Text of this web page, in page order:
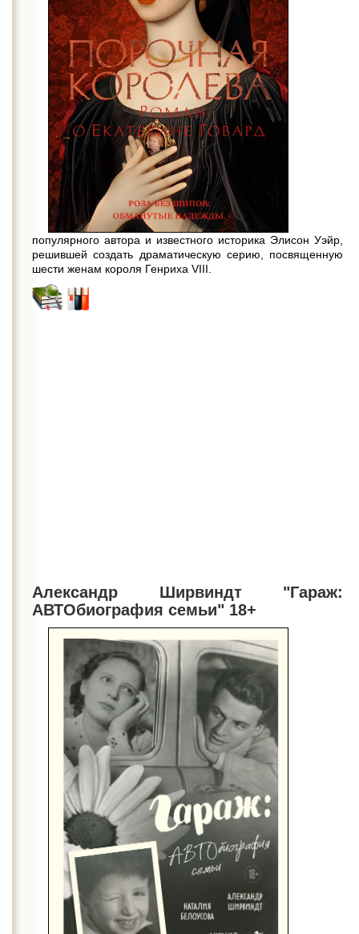
популярного автора и известного историка Элисон Уэйр,
решившей создать драматическую серию, посвященную
шести женам короля Генриха VIII.
Александр Ширвиндт "Гараж:
АВТОбиография семьи" 18+